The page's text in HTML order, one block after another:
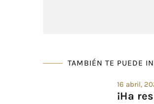
TAMBIÉN TE PUEDE
16 abril,
¡Ha